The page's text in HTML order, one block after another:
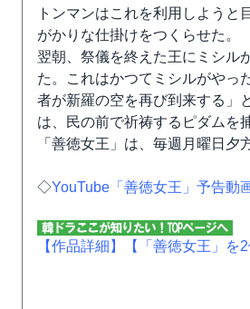
トンマンはこれを利用しよう
がかりな仕掛けをつくらせた。
翌朝、祭儀を終えた王にミシル
た。これはかつてミシルがやっ
者が新羅の空を再び到来する」
は、民の前で祈祷するピダムを
「善徳女王」は、毎週月曜日夕
◇YouTube「善徳女王」予告動
【作品詳細】 【「善徳女王」を2